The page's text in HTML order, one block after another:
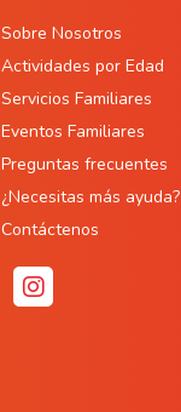
Sobre Nosotros
Actividades por Edad
Servicios Familiares
Eventos Familiares
Preguntas frecuentes
¿Necesitas más ayuda?
Contáctenos